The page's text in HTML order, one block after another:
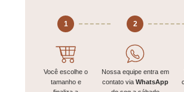
1
Você escolhe o
tamanho e
2
Nossa equipe entra em
contato via WhatsApp